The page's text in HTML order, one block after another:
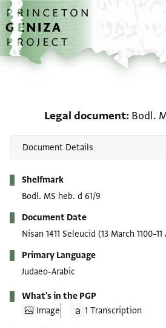
Skip to main content
home
Legal document Bodl.
Shelfmark
Bodl. MS heb. d 61/9
Document Date
Nisan 1411 Seleucid (13 March
Primary Language
Judaeo-Arabic
What's in the PGP
Image
1 Transcription